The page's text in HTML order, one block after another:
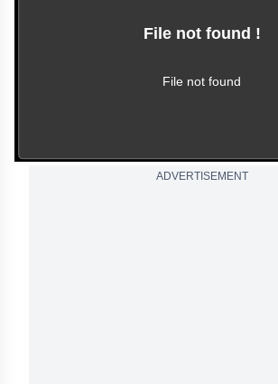
This video file cannot
File not found !
File not found
ADVERTISEMENT